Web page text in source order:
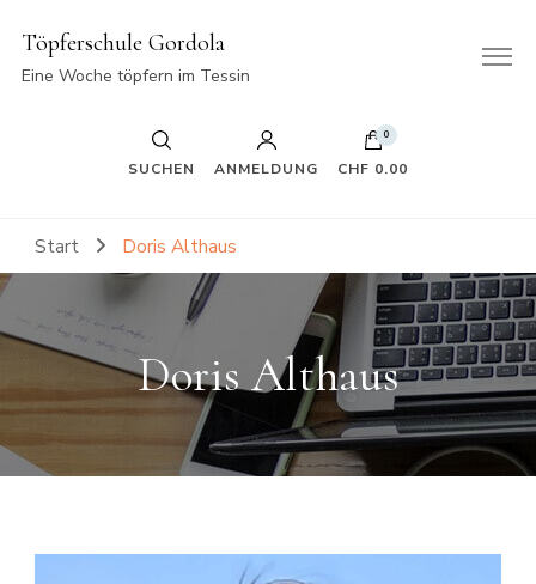
Töpferschule Gordola
Eine Woche töpfern im Tessin
SUCHEN ANMELDUNG
0
CHF 0.00
Start Doris Althaus
Doris Althaus